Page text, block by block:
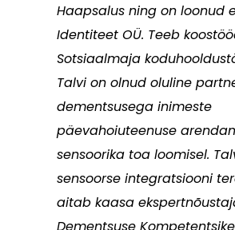
Haapsalus ning on loonud
Identiteet OÜ. Teeb
Sotsiaalmaja
Talvi on olnud oluline
dementsusega inimeste
päevahoiuteenuse
sensoorika toa loomisel.
sensoorse integratsiooni
aitab kaasa